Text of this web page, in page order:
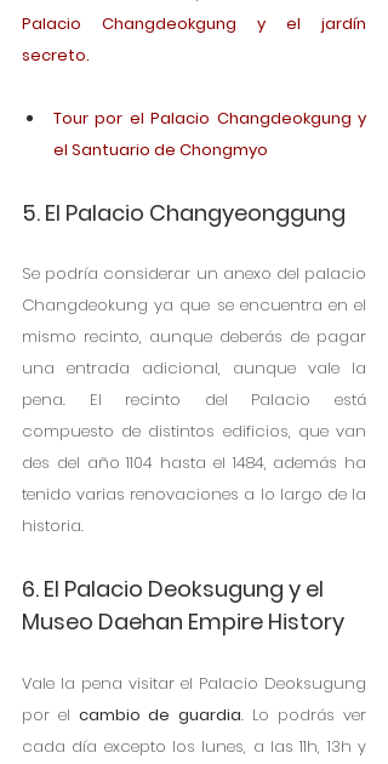
Palacio Changdeokgung y el jardín
secreto.
Tour por el Palacio Changdeokgung y
el Santuario de Chongmyo
5. El Palacio Changyeonggung
Se podría considerar un anexo del palacio
Changdeokung ya que se encuentra en el
mismo recinto, aunque deberás de pagar
una entrada adicional, aunque vale la
pena. El recinto del Palacio está
compuesto de distintos edificios, que van
des del año 1104 hasta el 1484, además ha
tenido varias renovaciones a lo largo de la
historia.
6. El Palacio Deoksugung y el
Museo Daehan Empire History
Vale la pena visitar el Palacio Deoksugung
por el cambio de guardia. Lo podrás ver
cada día excepto los lunes, a las 11h, 13h y